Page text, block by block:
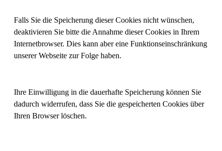
Falls Sie die Speicherung dieser Cookies nicht wünschen,
deaktivieren Sie bitte die Annahme dieser Cookies in Ihrem
Internetbrowser. Dies kann aber eine Funktionseinschränkung
unserer Webseite zur Folge haben.
Ihre Einwilligung in die dauerhafte Speicherung können Sie
dadurch widerrufen, dass Sie die gespeicherten Cookies über
Ihren Browser löschen.